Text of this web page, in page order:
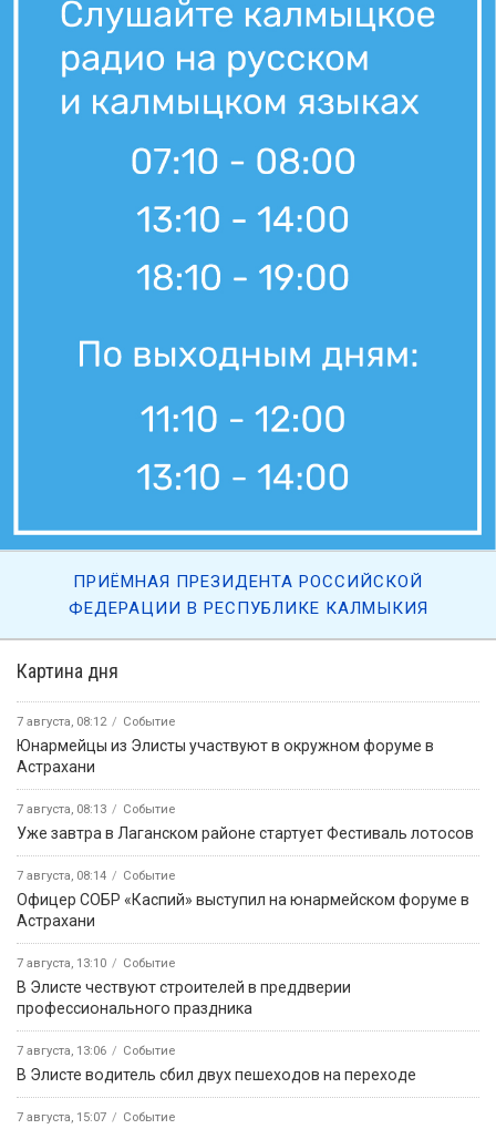
Картина дня
7 августа, 08:12 Событие
Юнармейцы из Элисты участвуют в окружном форуме в
Астрахани
7 августа, 08:13 Событие
Уже завтра в Лаганском районе стартует Фестиваль лотосов
7 августа, 08:14 Событие
Офицер СОБР «Каспий» выступил на юнармейском форуме в
Астрахани
7 августа, 13:10 Событие
В Элисте чествуют строителей в преддверии
профессионального праздника
7 августа, 13:06 Событие
В Элисте водитель сбил двух пешеходов на переходе
7 августа, 15:07 Событие
ПРИЁМНАЯ ПРЕЗИДЕНТА РОССИЙСКОЙ
ФЕДЕРАЦИИ В РЕСПУБЛИКЕ КАЛМЫКИЯ